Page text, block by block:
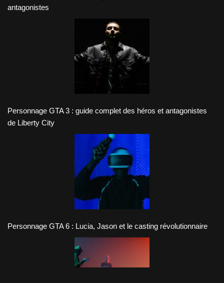
antagonistes
Personnage GTA 3 : guide complet des héros et antagonistes
de Liberty City
Personnage GTA 6 : Lucia, Jason et le casting révolutionnaire